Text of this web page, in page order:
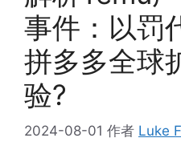
事件：以罚
拼多多全球
验?
2024-08-01 作者 Luke